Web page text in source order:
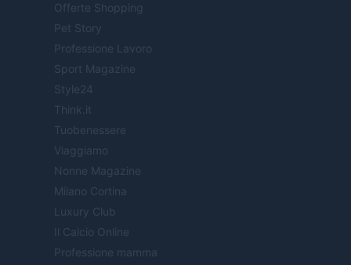
Offerte Shopping
Pet Story
Professione Lavoro
Sport Magazine
Style24
Think.it
Tuobenessere
Viaggiamo
Nonne Magazine
Milano Cortina
Luxury Club
Il Calcio Online
Professione mamma